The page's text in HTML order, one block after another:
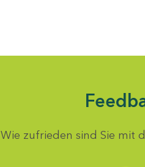
Wie zufrieden sind Sie mit